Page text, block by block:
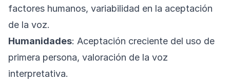
factores humanos, variabilidad en la aceptación
de la voz.
Humanidades: Aceptación creciente del uso de
primera persona, valoración de la voz
interpretativa.